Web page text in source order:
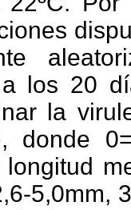
los 20
la
donde
longitud
5,0mm,